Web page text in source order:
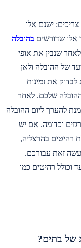
ישנם אלו
אלו שדורשים בהובלה
שנבין את אופי
של ההובלה ולאן
את זמינות
שלכם. לאחר
להערך ליום ההובלה
וכדומה. אם יש
רהיטים בהרצליה,
זאת עבורכם.
וכולל רהיטים כמו
של בתים?